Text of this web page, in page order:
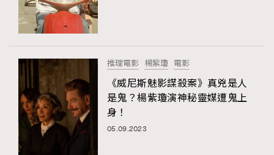
推理電影 楊紫瓊 電影
《威尼斯魅影謀殺案》真兇是人
是鬼？楊紫瓊演神秘靈媒遭鬼上
身！
05.09.2023